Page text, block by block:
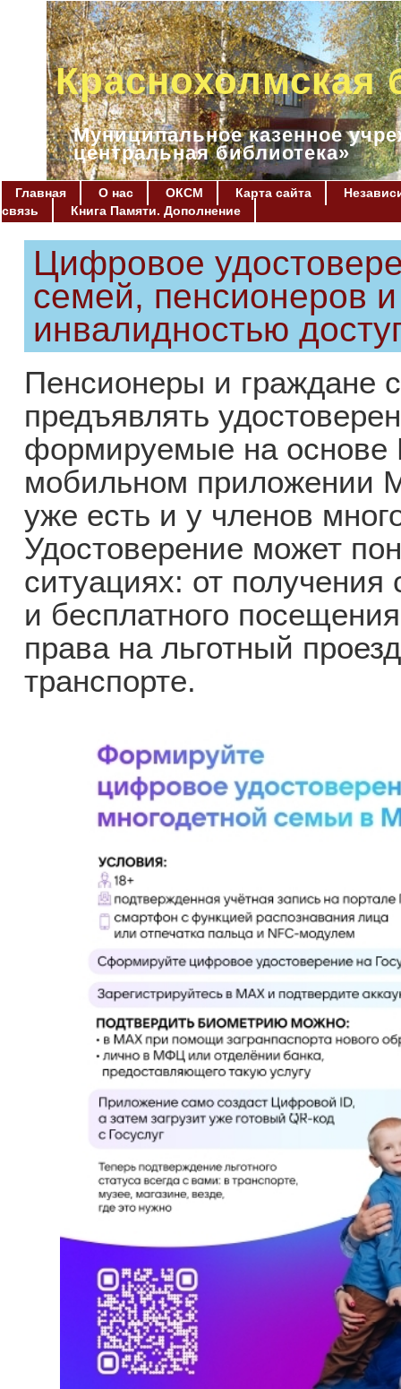
Краснохолмская
Муниципальное казенное
центральная библиотека»
Главная О нас ОКСМ Карта сайта
связь
Книга Памяти. Дополнение
Цифровое
семей, пенсионеров
инвалидностью
Пенсионеры и граждане
предъявлять
формируемые на основе
мобильном приложении
уже есть и у членов
Удостоверение может
ситуациях: от получения
и бесплатного
права на льготный
транспорте.